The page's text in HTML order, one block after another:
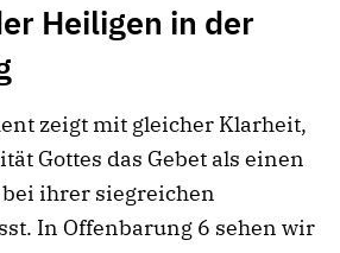
Heiligen in der
zeigt mit gleicher Klarheit,
Gottes das Gebet als einen
ihrer siegreichen
In Offenbarung 6 sehen wir